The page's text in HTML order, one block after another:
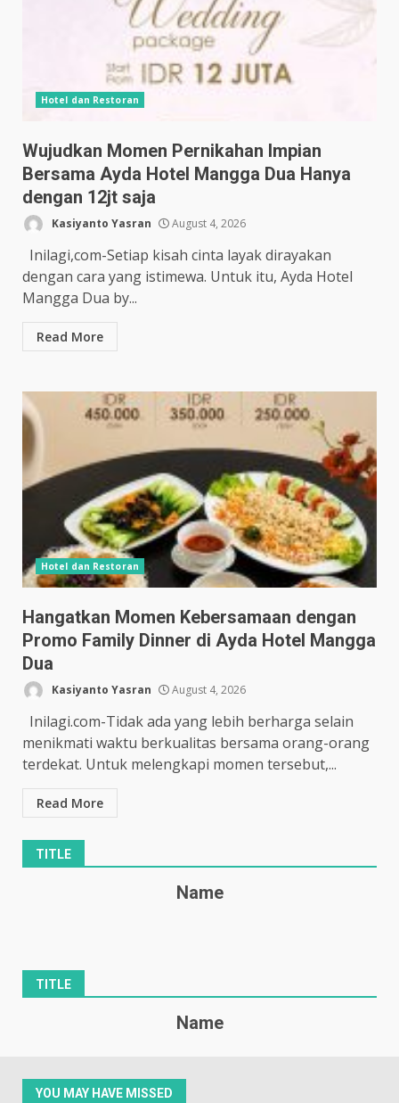
Hotel dan Restoran
Wujudkan Momen Pernikahan Impian
Bersama Ayda Hotel Mangga Dua Hanya
dengan 12jt saja
Kasiyanto Yasran August 4, 2026
Inilagi,com-Setiap kisah cinta layak dirayakan
dengan cara yang istimewa. Untuk itu, Ayda Hotel
Mangga Dua by...
Read More
Hotel dan Restoran
Hangatkan Momen Kebersamaan dengan
Promo Family Dinner di Ayda Hotel Mangga
Dua
Kasiyanto Yasran August 4, 2026
Inilagi.com-Tidak ada yang lebih berharga selain
menikmati waktu berkualitas bersama orang-orang
terdekat. Untuk melengkapi momen tersebut,...
Read More
TITLE
Name
TITLE
Name
YOU MAY HAVE MISSED